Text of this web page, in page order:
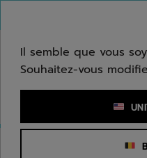
Saisir un mot clé ou un
Raquettes
Il semble que vous
Souhaitez-vous